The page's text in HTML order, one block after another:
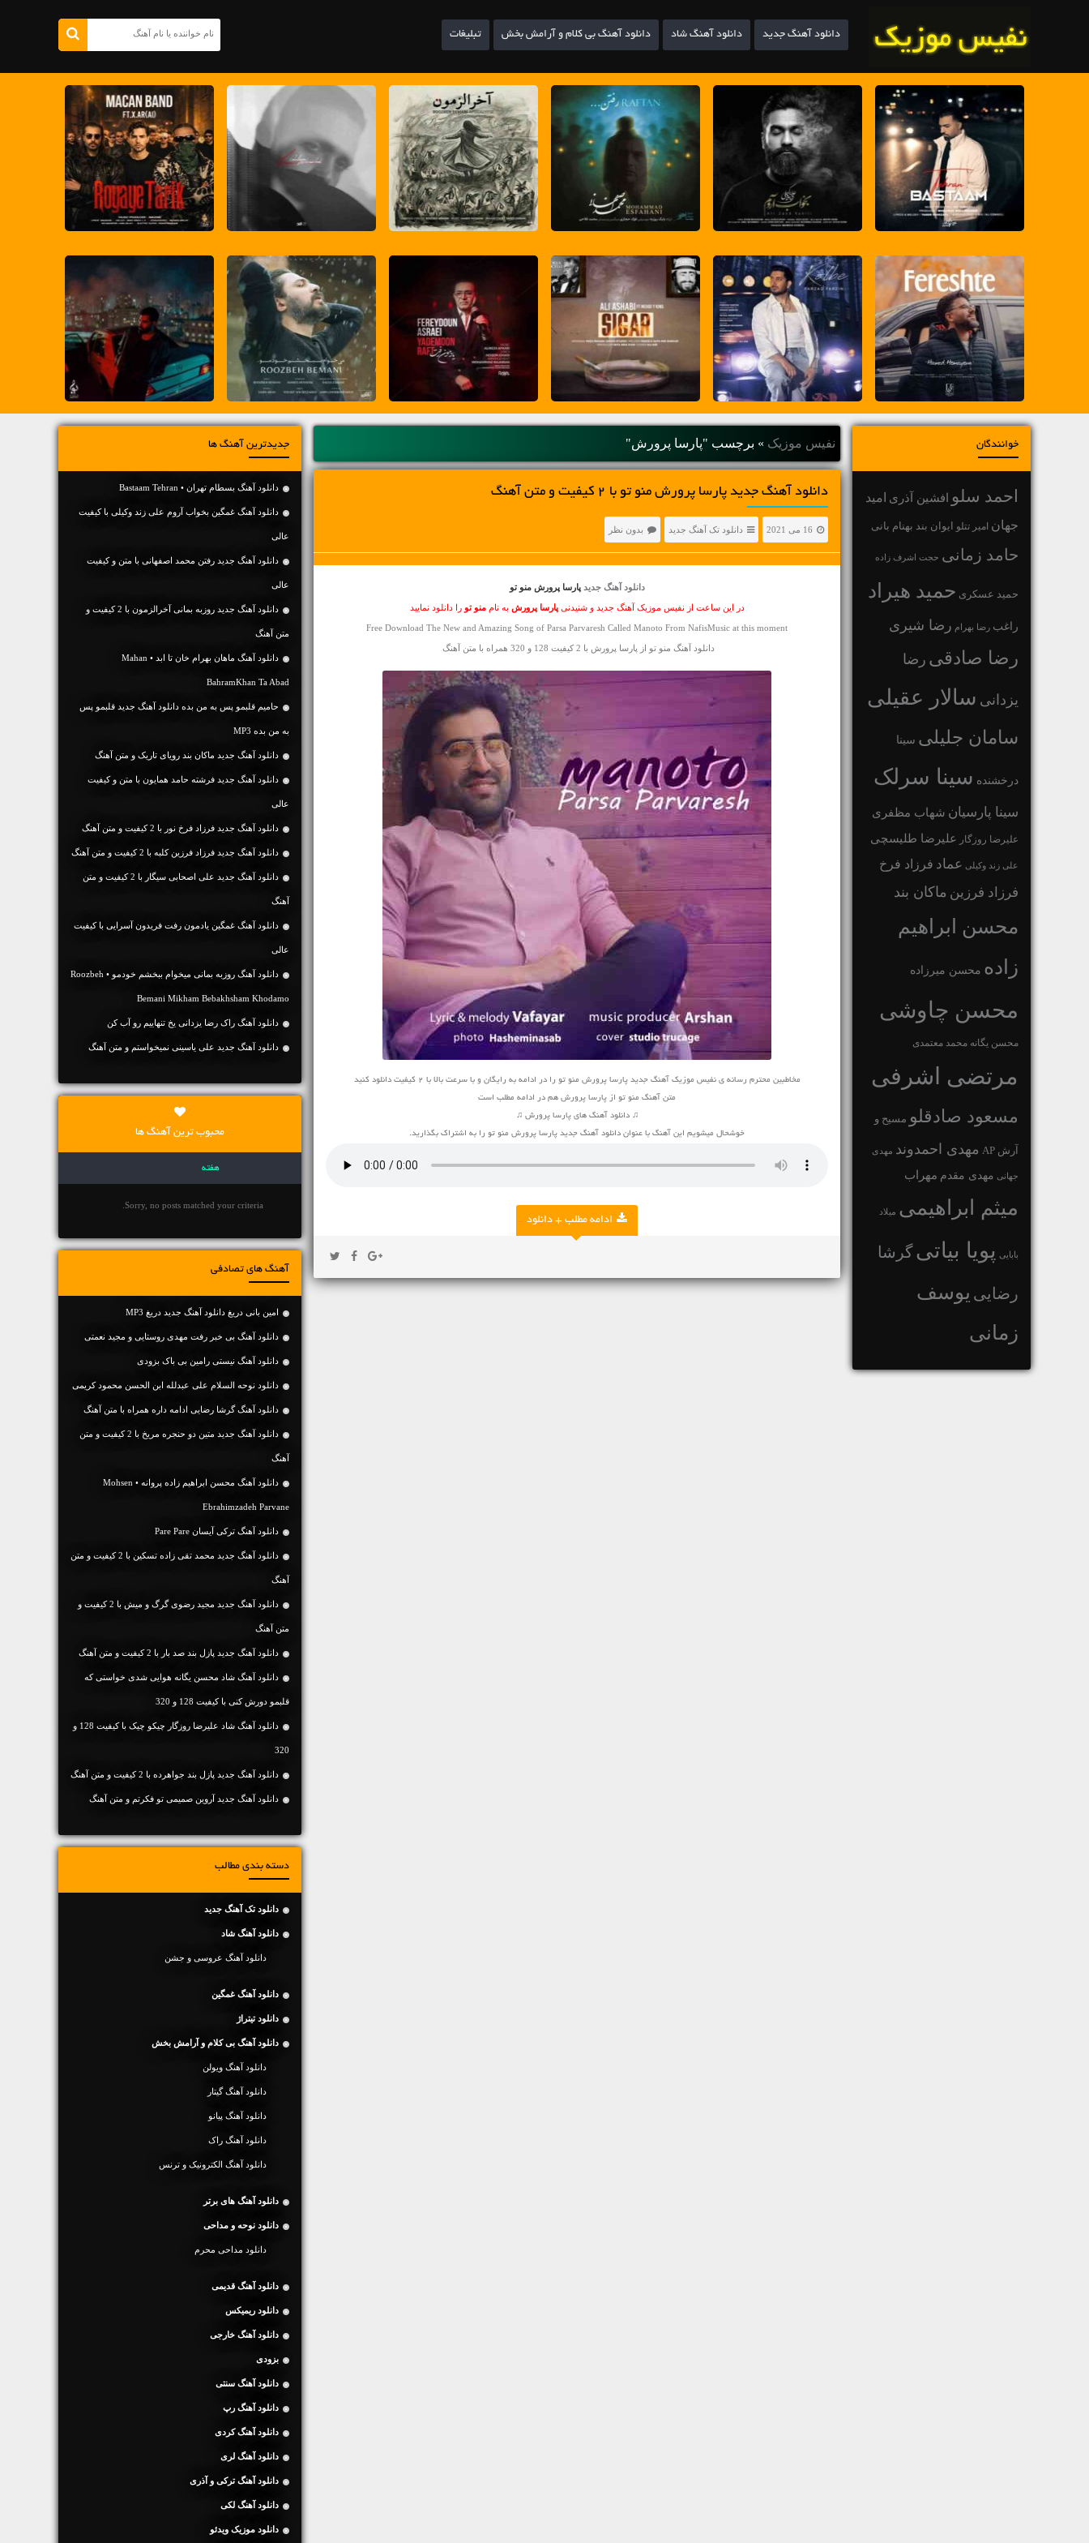
دانلود آهنگ جدید دانلود آهنگ شاد دانلود آهنگ بی کلام و آرامش بخش تبلیغات
خوانندگان
احمد سلو افشین آذری امید
جهان امیر تتلو ایوان بند بهنام بانی
حامد زمانی حجت اشرف زاده
حمید عسکری حمید هیراد
راغب رضا بهرام رضا شیری
رضا صادقی رضا
یزدانی سالار عقیلی
سامان جلیلی سینا
درخشنده سینا سرلک
سینا پارسیان شهاب مظفری
علیرضا روزگار علیرضا طلیسچی
علی زند وکیلی عماد فرزاد فرخ
فرزاد فرزین ماکان بند
محسن ابراهیم
زاده محسن میرزاده
محسن چاوشی
محسن یگانه محمد معتمدی
مرتضی اشرفی
مسعود صادقلو مسیح و
آرش AP مهدی احمدوند مهدی
جهانی مهدی مقدم مهراب
میثم ابراهیمی میلاد
بابایی پویا بیاتیگرشا
رضایی یوسف
زمانی
نفیس موزیک » برچسب "پارسا پرورش"
دانلود آهنگ جديد پارسا پرورش منو تو با 2 کیفیت و متن آهنگ
16 می 2021 دانلود تک آهنگ جدید بدون نظر
دانلود آهنگ جدید پارسا پرورش منو تو
در این ساعت از نفیس موزیک آهنگ جدید و شنیدنیپارسا پرورش به ناممنو تو را دانلود نمایید
Free Download The New and Amazing Song of Parsa Parvaresh Called Manoto From NafisMusic at this moment
دانلود آهنگ منو تو از پارسا پرورش با 2 کیفیت 128 و 320 همراه با متن آهنگ
مخاطبین محترم رسانه ی نفیس موزیک آهنگ جدید پارسا پرورش منو تو را در ادامه به رایگان و با سرعت بالا با 2 کیفیت دانلود کنید
متن آهنگ منو تو از پارسا پرورش هم در ادامه مطلب است
♫ دانلود آهنگ های پارسا پرورش ♫
خوشحال میشویم این آهنگ با عنوان دانلود آهنگ جدید پارسا پرورش منو تو را به اشتراک بگذارید.
ادامه مطلب + دانلود
جدیدترین آهنگ ها
دانلود آهنگ بسطام تهران • Bastaam Tehran
دانلود آهنگ غمگین بخواب آروم علی زند وکیلی با کیفیت
عالی
دانلود آهنگ جديد رفتن محمد اصفهانی با متن و کیفیت
عالی
دانلود آهنگ جديد روزبه بمانی آخرالزمون با 2 کیفیت و
متن آهنگ
دانلود آهنگ ماهان بهرام خان تا ابد • Mahan
BahramKhan Ta Abad
حامیم قلبمو پس به من بده دانلود آهنگ جدید قلبمو پس
به من بده MP3
دانلود آهنگ جديد ماکان بند رویای تاریک و متن آهنگ
دانلود آهنگ جديد فرشته حامد همایون با متن و کیفیت
عالی
دانلود آهنگ جديد فرزاد فرخ نور با 2 کیفیت و متن آهنگ
دانلود آهنگ جديد فرزاد فرزین کلبه با 2 کیفیت و متن آهنگ
دانلود آهنگ جديد علی اصحابی سیگار با 2 کیفیت و متن
آهنگ
دانلود آهنگ غمگین یادمون رفت فریدون آسرایی با کیفیت
عالی
دانلود آهنگ روزبه بمانی میخوام ببخشم خودمو • Roozbeh
Bemani Mikham Bebakhsham Khodamo
دانلود آهنگ راک رضا یزدانی یخ تنهاییم رو آب کن
دانلود آهنگ جديد علی یاسینی نمیخواستم و متن آهنگ
محبوب ترین آهنگ ها
هفته
Sorry, no posts matched your criteria.
آهنگ های تصادفی
امین بانی دریغ دانلود آهنگ جدید دریغ MP3
دانلود آهنگ بی خبر رفت مهدی روستایی و مجید نعمتی
دانلود آهنگ نیستی رامین بی باک بزودی
دانلود نوحه السلام على عبدلله ابن الحسن محمود کریمی
دانلود آهنگ گرشا رضایی ادامه داره همراه با متن آهنگ
دانلود آهنگ جديد متین دو حنجره مریخ با 2 کیفیت و متن
آهنگ
دانلود آهنگ محسن ابراهیم زاده پروانه • Mohsen
Ebrahimzadeh Parvane
دانلود آهنگ ترکی آیسان Pare Pare
دانلود آهنگ جديد محمد تقی زاده تسکین با 2 کیفیت و متن
آهنگ
دانلود آهنگ جديد مجید رضوی گرگ و میش با 2 کیفیت و
متن آهنگ
دانلود آهنگ جديد پازل بند صد بار با 2 کیفیت و متن آهنگ
دانلود آهنگ شاد محسن یگانه هوایی شدی خواستی که
قلبمو دورش کنی با کیفیت 128 و 320
دانلود آهنگ شاد علیرضا روزگار چیکو چیک با کیفیت 128 و
320
دانلود آهنگ جديد پازل بند جواهرده با 2 کیفیت و متن آهنگ
دانلود آهنگ جديد آروین صمیمی تو فکرتم و متن آهنگ
دسته بندی مطالب
دانلود تک آهنگ جدید
دانلود آهنگ شاد
دانلود آهنگ عروسی و جشن
دانلود آهنگ غمگین
دانلود تیتراژ
دانلود آهنگ بی کلام و آرامش بخش
دانلود آهنگ ویولن
دانلود آهنگ گیتار
دانلود آهنگ پیانو
دانلود آهنگ راک
دانلود آهنگ الکترونیک و ترنس
دانلود آهنگ های برتر
دانلود نوحه و مداحی
دانلود مداحی محرم
دانلود آهنگ قدیمی
دانلود ریمیکس
دانلود آهنگ خارجی
بزودی
دانلود آهنگ سنتی
دانلود آهنگ رپ
دانلود آهنگ کردی
دانلود آهنگ لری
دانلود آهنگ ترکی و آذری
دانلود آهنگ لکی
دانلود موزیک ویدئو